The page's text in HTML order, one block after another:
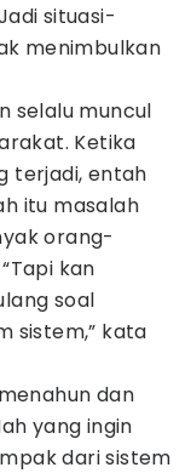
situasi-
menimbulkan
selalu muncul
Ketika
terjadi, entah
itu masalah
orang-
kan
soal
sistem,” kata
dan
yang ingin
dari sistem